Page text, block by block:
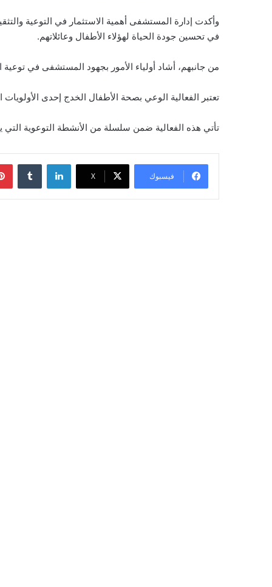
وأكدت إدارة المستشفى أهمية الاستثمار في التوعية
في تحسين جودة الحياة لهؤلاء الأطفال وعائلاتهم.
من جانبهم، أشاد أولياء الأمور بجهود المستشفى في توعية
تعتبر الفعالية الوعي بصحة الأطفال الخدج إحدى
تأتي هذه الفعالية ضمن سلسلة من الأنشطة التوعوية
فيسبوك ‫X
لينكدإن